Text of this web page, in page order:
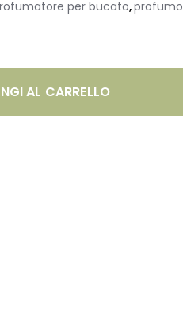
per bucato,profumo
AL CARRELLO